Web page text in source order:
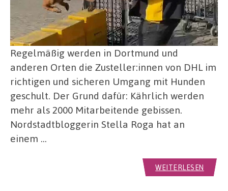
Regelmäßig werden in Dortmund und
anderen Orten die Zusteller:innen von DHL im
richtigen und sicheren Umgang mit Hunden
geschult. Der Grund dafür: Kährlich werden
mehr als 2000 Mitarbeitende gebissen.
Nordstadtbloggerin Stella Roga hat an
einem …
WEITERLESEN